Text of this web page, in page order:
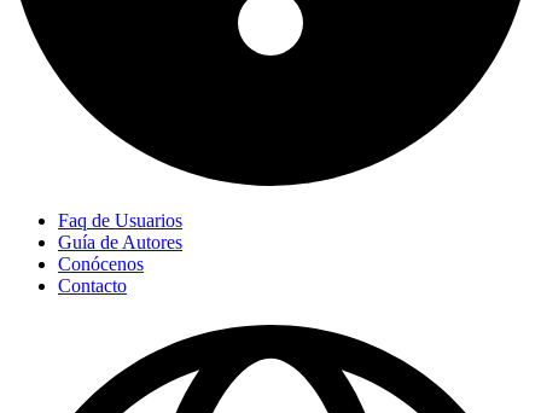
Faq de Usuarios
Guía de Autores
Conócenos
Contacto